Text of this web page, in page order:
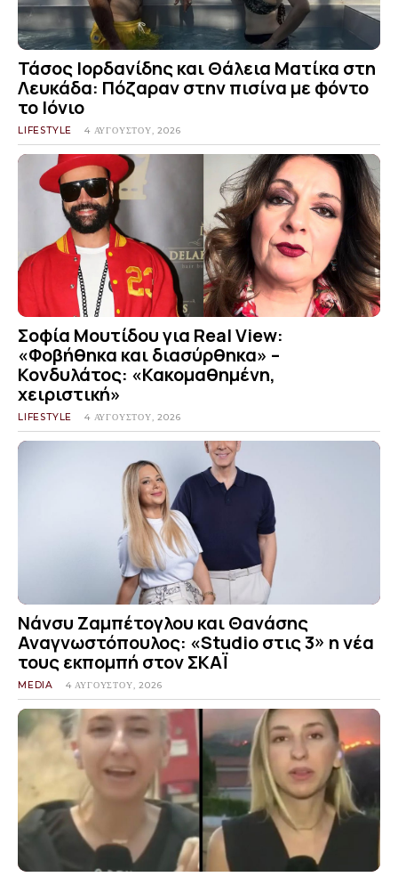
Τάσος Ιορδανίδης και Θάλεια Ματίκα στη
Λευκάδα: Πόζαραν στην πισίνα με φόντο
το Ιόνιο
LIFESTYLE 4 ΑΥΓΟΎΣΤΟΥ, 2026
Σοφία Μουτίδου για Real View:
«Φοβήθηκα και διασύρθηκα» –
Κονδυλάτος: «Κακομαθημένη,
χειριστική»
LIFESTYLE 4 ΑΥΓΟΎΣΤΟΥ, 2026
Νάνσυ Ζαμπέτογλου και Θανάσης
Αναγνωστόπουλος: «Studio στις 3» η νέα
τους εκπομπή στον ΣΚΑΪ
MEDIA 4 ΑΥΓΟΎΣΤΟΥ, 2026